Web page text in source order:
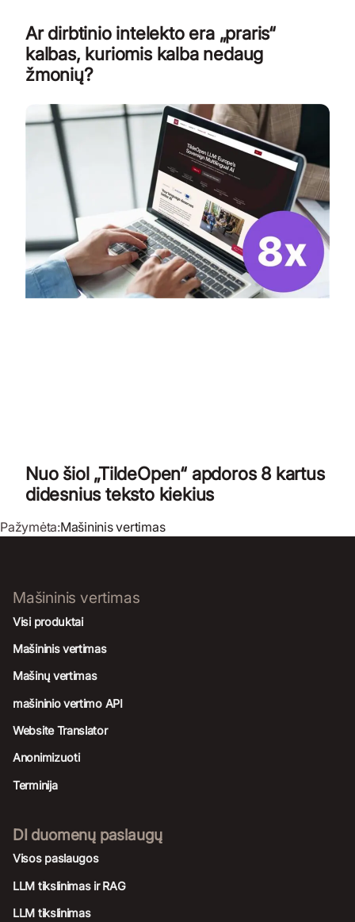
Ar dirbtinio intelekto era „praris“
kalbas, kuriomis kalba nedaug
žmonių?
Nuo šiol „TildeOpen“ apdoros 8 kartus
didesnius teksto kiekius
Pažymėta:Mašininis vertimas
Mašininis vertimas
Visi produktai
Mašininis vertimas
Mašinų vertimas
mašininio vertimo API
Website Translator
Anonimizuoti
Terminija
DI duomenų paslaugų
Visos paslaugos
LLM tikslinimas ir RAG
LLM tikslinimas